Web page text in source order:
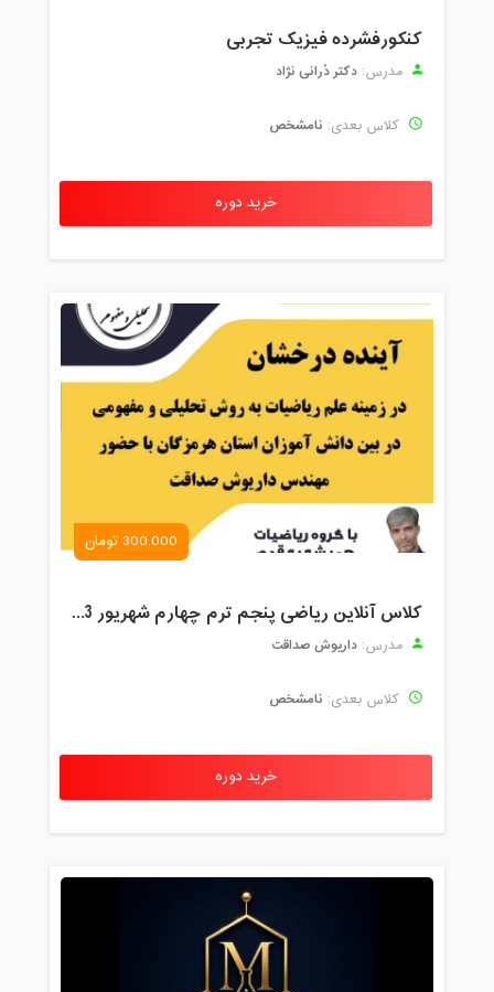
کنکورفشرده فیزیک تجربی
مدرس: دکتر دُرانی نژاد
کلاس بعدی: نامشخص
خرید دوره
300,000 تومان
کلاس آنلاین ریاضی پنجم ترم چهارم شهریور 1403
مدرس: داریوش صداقت
کلاس بعدی: نامشخص
خرید دوره